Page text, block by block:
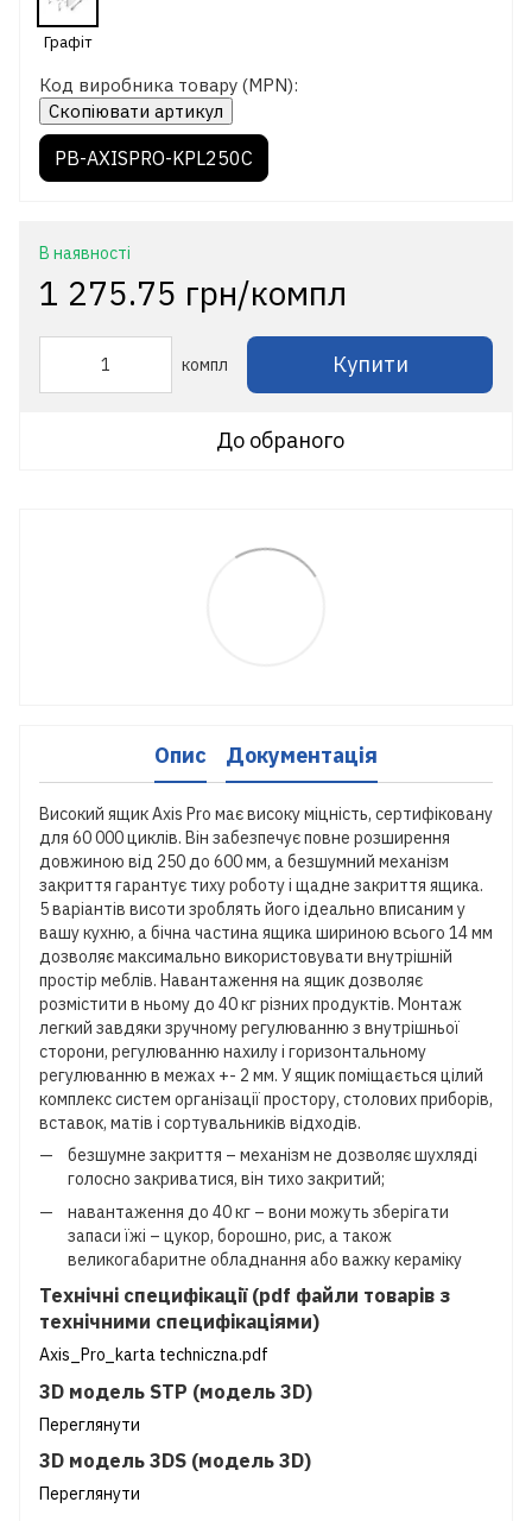
Код виробника товару (MPN):
Скопіювати артикул
PB-AXISPRO-KPL250C
В наявності
1 275.75 грн/компл
компл Купити
До обраного
Опис Документація
Високий ящик Axis Pro має високу міцність, сертифіковану
для 60 000 циклів. Він забезпечує повне розширення
довжиною від 250 до 600 мм, а безшумний механізм
закриття гарантує тиху роботу і щадне закриття ящика.
5 варіантів висоти зроблять його ідеально вписаним у
вашу кухню, а бічна частина ящика шириною всього 14 мм
дозволяє максимально використовувати внутрішній
простір меблів. Навантаження на ящик дозволяє
розмістити в ньому до 40 кг різних продуктів. Монтаж
легкий завдяки зручному регулюванню з внутрішньої
сторони, регулюванню нахилу і горизонтальному
регулюванню в межах +- 2 мм. У ящик поміщається цілий
комплекс систем організації простору, столових приборів,
вставок, матів і сортувальників відходів.
безшумне закриття – механізм не дозволяє шухляді
голосно закриватися, він тихо закритий;
навантаження до 40 кг – вони можуть зберігати
запаси їжі – цукор, борошно, рис, а також
великогабаритне обладнання або важку кераміку
Технічні специфікації (pdf файли товарів з
технічними специфікаціями)
Axis_Pro_karta techniczna.pdf
3D модель STP (модель 3D)
Переглянути
3D модель 3DS (модель 3D)
Переглянути